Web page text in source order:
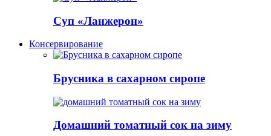
Суп «Ланжерон»
Консервирование
Брусника в сахарном сиропе
Домашний томатный сок на зиму